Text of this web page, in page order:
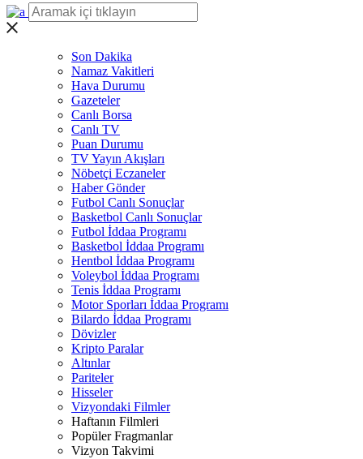
Son Dakika
Namaz Vakitleri
Hava Durumu
Gazeteler
Canlı Borsa
Canlı TV
Puan Durumu
TV Yayın Akışları
Nöbetçi Eczaneler
Haber Gönder
Futbol Canlı Sonuçlar
Basketbol Canlı Sonuçlar
Futbol İddaa Programı
Basketbol İddaa Programı
Hentbol İddaa Programı
Voleybol İddaa Programı
Tenis İddaa Programı
Motor Sporları İddaa Programı
Bilardo İddaa Programı
Dövizler
Kripto Paralar
Altınlar
Pariteler
Hisseler
Vizyondaki Filmler
Haftanın Filmleri
Popüler Fragmanlar
Vizyon Takvimi